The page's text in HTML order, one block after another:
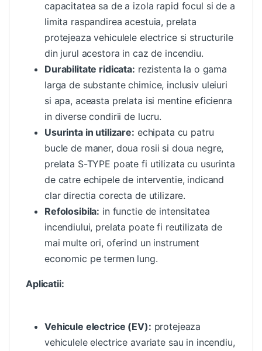
capacitatea sa de a izola rapid focul si de a
limita raspandirea acestuia, prelata
protejeaza vehiculele electrice si structurile
din jurul acestora in caz de incendiu.
Durabilitate ridicata: rezistenta la o gama
larga de substante chimice, inclusiv uleiuri
si apa, aceasta prelata isi mentine eficienra
in diverse condirii de lucru.
Usurinta in utilizare: echipata cu patru
bucle de maner, doua rosii si doua negre,
prelata S-TYPE poate fi utilizata cu usurinta
de catre echipele de interventie, indicand
clar directia corecta de utilizare.
Refolosibila: in functie de intensitatea
incendiului, prelata poate fi reutilizata de
mai multe ori, oferind un instrument
economic pe termen lung.
Aplicatii:
Vehicule electrice (EV): protejeaza
vehiculele electrice avariate sau in incendiu,